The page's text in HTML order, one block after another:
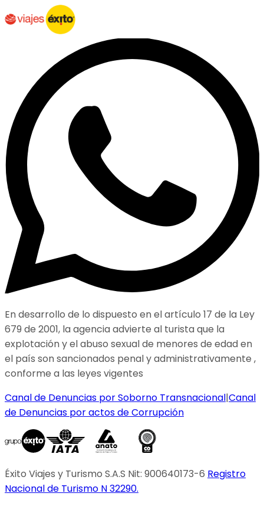
En desarrollo de lo dispuesto en el artículo 17 de la Ley
679 de 2001, la agencia advierte al turista que la
explotación y el abuso sexual de menores de edad en
el país son sancionados penal y administrativamente ,
conforme a las leyes vigentes
Canal de Denuncias por Soborno Transnacional|Canal
de Denuncias por actos de Corrupción
Éxito Viajes y Turismo S.A.S Nit: 900640173-6 Registro
Nacional de Turismo N 32290.